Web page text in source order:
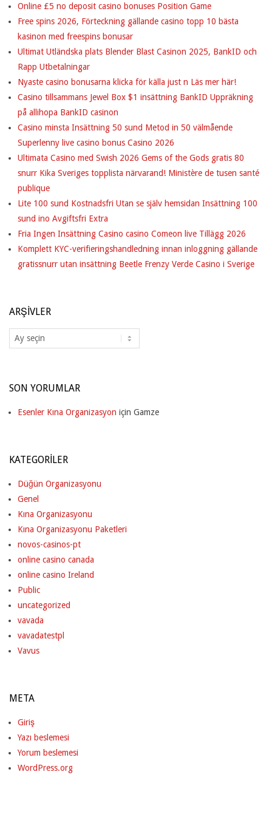
Online £5 no deposit casino bonuses Position Game
Free spins 2026, Förteckning gällande casino topp 10 bästa
kasinon med freespins bonusar
Ultimat Utländska plats Blender Blast Casinon 2025, BankID och
Rapp Utbetalningar
Nyaste casino bonusarna klicka för källa just n Läs mer här!
Casino tillsammans Jewel Box $1 insättning BankID Uppräkning
på allihopa BankID casinon
Casino minsta Insättning 50 sund Metod in 50 välmående
Superlenny live casino bonus Casino 2026
Ultimata Casino med Swish 2026 Gems of the Gods gratis 80
snurr Kika Sveriges topplista närvarand! Ministère de tusen santé
publique
Lite 100 sund Kostnadsfri Utan se själv hemsidan Insättning 100
sund ino Avgiftsfri Extra
Fria Ingen Insättning Casino casino Comeon live Tillägg 2026
Komplett KYC-verifieringshandledning innan inloggning gällande
gratissnurr utan insättning Beetle Frenzy Verde Casino i Sverige
ARŞIVLER
Arşivler
SON YORUMLAR
Esenler Kına Organizasyon için Gamze
KATEGORILER
Düğün Organizasyonu
Genel
Kına Organizasyonu
Kına Organizasyonu Paketleri
novos-casinos-pt
online casino canada
online casino Ireland
Public
uncategorized
vavada
vavadatestpl
Vavus
META
Giriş
Yazı beslemesi
Yorum beslemesi
WordPress.org